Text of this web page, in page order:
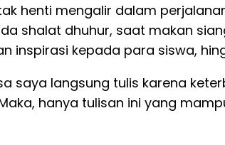
henti mengalir dalam
shalat dhuhur, saat makan
kepada para siswa,
saya langsung tulis karena
hanya tulisan ini yang